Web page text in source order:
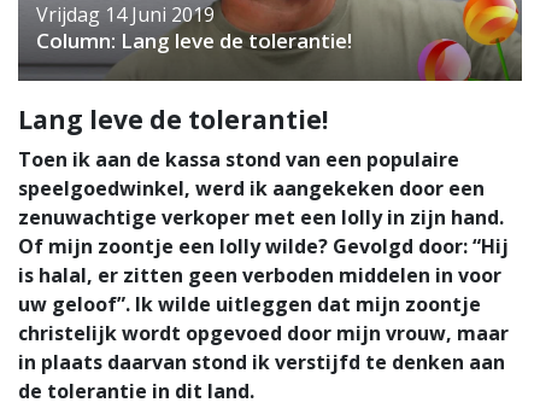
Vrijdag 14 Juni 2019
Column: Lang leve de tolerantie!
Lang leve de tolerantie!
Toen ik aan de kassa stond van een populaire
speelgoedwinkel, werd ik aangekeken door een
zenuwachtige verkoper met een lolly in zijn hand.
Of mijn zoontje een lolly wilde? Gevolgd door: “Hij
is halal, er zitten geen verboden middelen in voor
uw geloof”. Ik wilde uitleggen dat mijn zoontje
christelijk wordt opgevoed door mijn vrouw, maar
in plaats daarvan stond ik verstijfd te denken aan
de tolerantie in dit land.